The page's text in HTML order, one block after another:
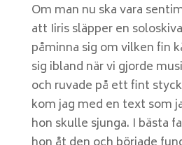
Om man nu ska vara
att Iiris släpper en
påminna sig om vilken fin
sig ibland när vi gjorde
och ruvade på ett fint
kom jag med en text som
hon skulle sjunga. I bästa